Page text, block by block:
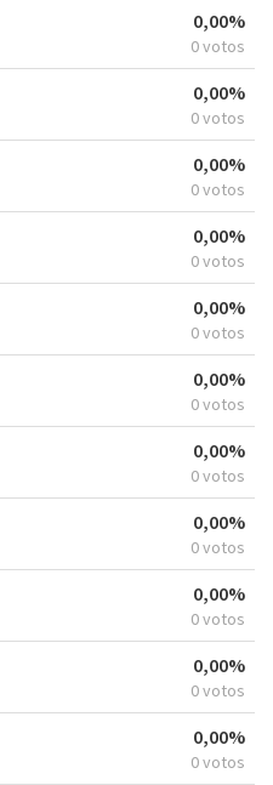
0,00%
0 votos
0,00%
0 votos
0,00%
0 votos
0,00%
0 votos
0,00%
0 votos
0,00%
0 votos
0,00%
0 votos
0,00%
0 votos
0,00%
0 votos
0,00%
0 votos
0,00%
0 votos